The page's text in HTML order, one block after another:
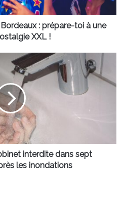
: prépare-toi à une
XXL !
interdite dans sept
les inondations